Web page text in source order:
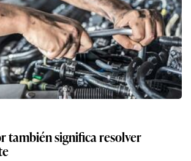
también significa resolver